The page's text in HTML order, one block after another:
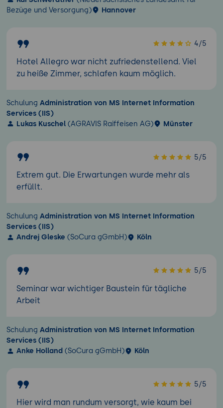
Bezüge und Versorgung)
Hannover
4/5
Hotel Allegro war nicht zufriedenstellend. Viel
zu heiße Zimmer, schlafen kaum möglich.
Schulung Administration von MS Internet Information
Services (IIS)
Lukas Kuschel (AGRAVIS Raiffeisen AG) Münster
5/5
Extrem gut. Die Erwartungen wurde mehr als
erfüllt.
Schulung Administration von MS Internet Information
Services (IIS)
Andrej Gleske (SoCura gGmbH) Köln
5/5
Seminar war wichtiger Baustein für tägliche
Arbeit
Schulung Administration von MS Internet Information
Services (IIS)
Anke Holland (SoCura gGmbH) Köln
5/5
Hier wird man rundum versorgt, wie kaum bei